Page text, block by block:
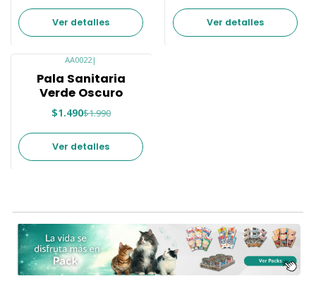
Ver detalles Ver detalles
Agotado
AA0022|
Pala Sanitaria
Verde Oscuro
$1.490$1.990
Ver detalles